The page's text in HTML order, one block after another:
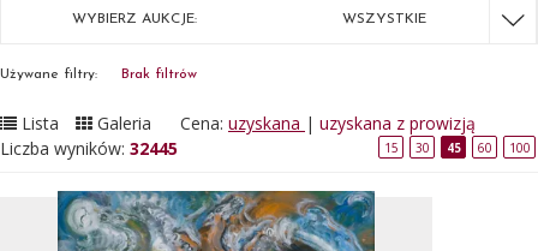
WYBIERZ AUKCJE: WSZYSTKIE
Używane filtry: Brak filtrów
Lista Galeria Cena: uzyskana | uzyskana z prowizją
Liczba wyników: 32445 15 30 45 60 100